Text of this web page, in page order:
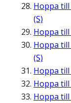
Hoppa till
(S)
Hoppa till
Hoppa till
(S)
Hoppa till
Hoppa till
Hoppa till